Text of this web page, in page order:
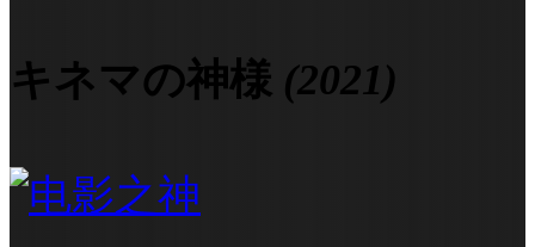
キネマの神様 (2021)